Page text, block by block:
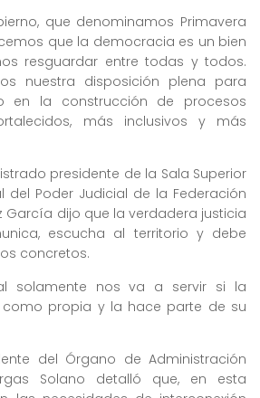
que denominamos Primavera
que la democracia es un bien
resguardar entre todas y todos.
nuestra disposición plena para
en la construcción de procesos
más inclusivos y más
presidente de la Sala Superior
del Poder Judicial de la Federación
García dijo que la verdadera justicia
escucha al territorio y debe
concretos.
solamente nos va a servir si la
propia y la hace parte de su
del Órgano de Administración
Solano detalló que, en esta